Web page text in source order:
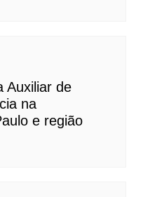
Auxiliar de
na
e região